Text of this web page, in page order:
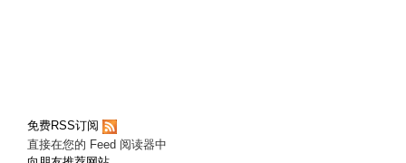
免费RSS订阅
直接在您的 Feed 阅读器中